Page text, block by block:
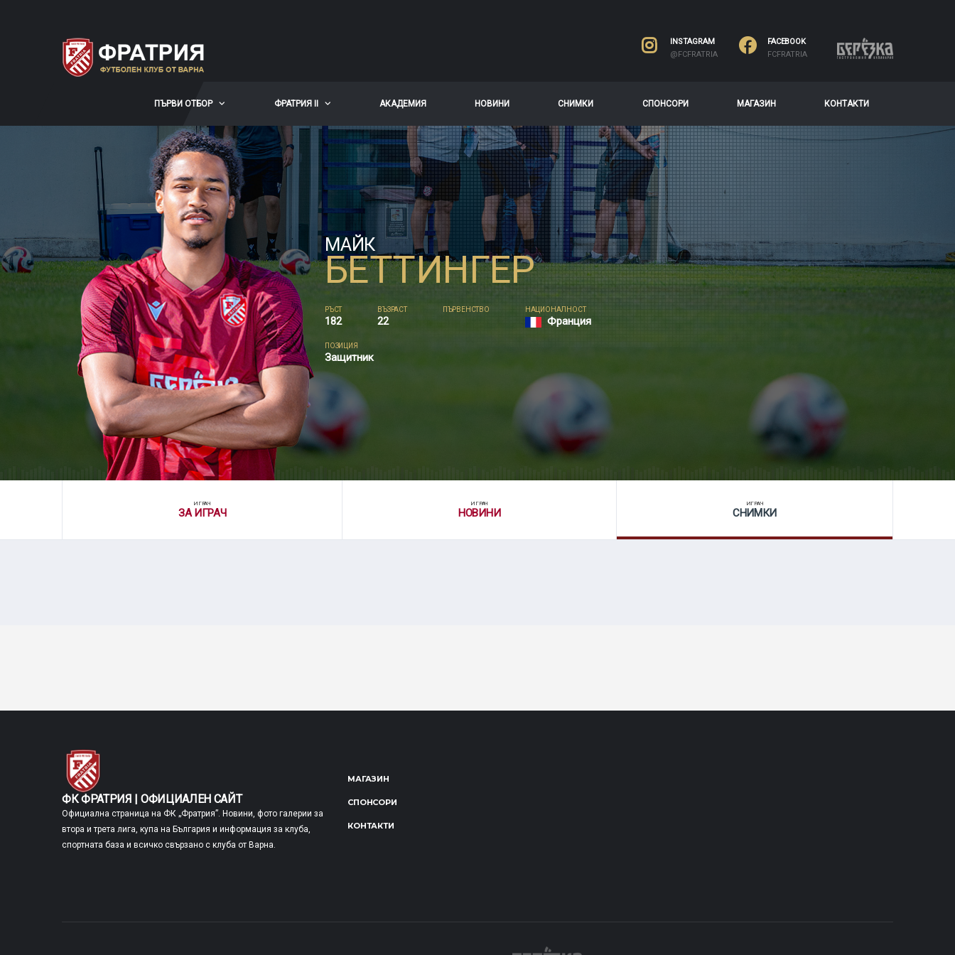
INSTAGRAM
@FCFRATRIA
FACEBOOK
FCFRATRIA
ПЪРВИ ОТБОР ФРАТРИЯ II АКАДЕМИЯ НОВИНИ СНИМКИ СПОНСОРИ МАГАЗИН КОНТАКТИ
МАЙК
БЕТТИНГЕР
РЪСТ
182
ВЪЗРАСТ
22
ПЪРВЕНСТВО НАЦИОНАЛНОСТ
Франция
ПОЗИЦИЯ
Защитник
ИГРАЧ
ЗА ИГРАЧ
ИГРАЧ
НОВИНИ
ИГРАЧ
СНИМКИ
ФК ФРАТРИЯ | ОФИЦИАЛЕН САЙТ
Официална страница на ФК „Фратрия”. Новини, фото галерии за
втора и трета лига, купа на България и информация за клуба,
спортната база и всичко свързано с клуба от Варна.
МАГАЗИН
СПОНСОРИ
КОНТАКТИ